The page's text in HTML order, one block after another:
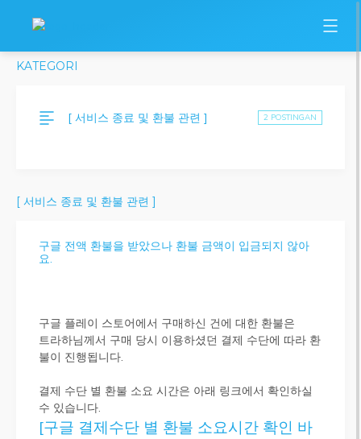
KATEGORI
[ 서비스 종료 및 환불 관련 ] 2 POSTINGAN
[ 서비스 종료 및 환불 관련 ]
구글 전액 환불을 받았으나 환불 금액이 입금되지 않아
요.
구글 플레이 스토어에서 구매하신 건에 대한 환불은
트라하님께서 구매 당시 이용하셨던 결제 수단에 따라 환
불이 진행됩니다.
결제 수단 별 환불 소요 시간은 아래 링크에서 확인하실
수 있습니다.
[구글 결제수단 별 환불 소요시간 확인 바